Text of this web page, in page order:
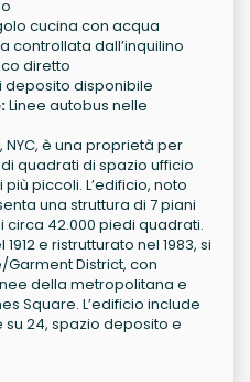
cucina con acqua
controllata dall’inquilino
diretto
deposito disponibile
Linee autobus nelle
NYC, è una proprietà per
quadrati di spazio ufficio
piccoli. L’edificio, noto
una struttura di 7 piani
42.000 piedi quadrati.
e ristrutturato nel 1983, si
Garment District, con
della metropolitana e
Square. L’edificio include
24, spazio deposito e